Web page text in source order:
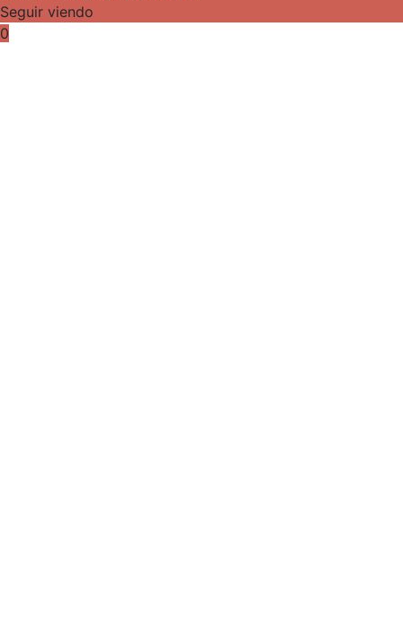
Seguir viendo
0